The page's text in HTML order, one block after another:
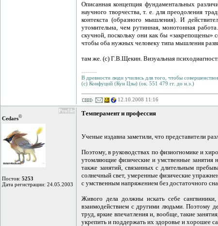
Описанная концепция фундаментальных
научного творчества, т. е. для преодоления
контекста (образного мышления). И
утомительна, чем рутинная, монотонная
скучной, поскольку они как бы «закрепощены»
чтобы оба нужных человеку типа мышления
там же. (c) Г.В.Щекин. Визуальная
--------
В древности люди учились для того, чтобы
(с) Конфуций (Кун Цзы) (ок. 551 479 гг. до н.э.)
12.10.2008 11:16
Profile
Cedars©
Постов: 5253
Дата регистрации: 24.05.2003
Темперамент и профессия
Ученые издавна заметили, что представители
Поэтому, в руководствах по физиогномике и
утомляющие физические и умственные занятия
также занятий, связанных с длительным
солнечный свет, умеренные физические
с умственным напряжением без достаточного
Живого дела должны искать себе
взаимодействием с другими людьми. Поэтому
труд, яркие впечатления и, вообще, такие
укрепить и поддержать их здоровье и хорошее